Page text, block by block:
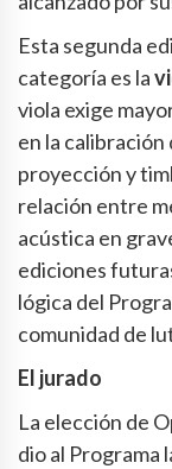
Esta segunda
categoría es la
viola exige
en la
proyección y
relación entre
acústica en
ediciones
lógica del
comunidad de
El jurado
La elección de
dio al Programa